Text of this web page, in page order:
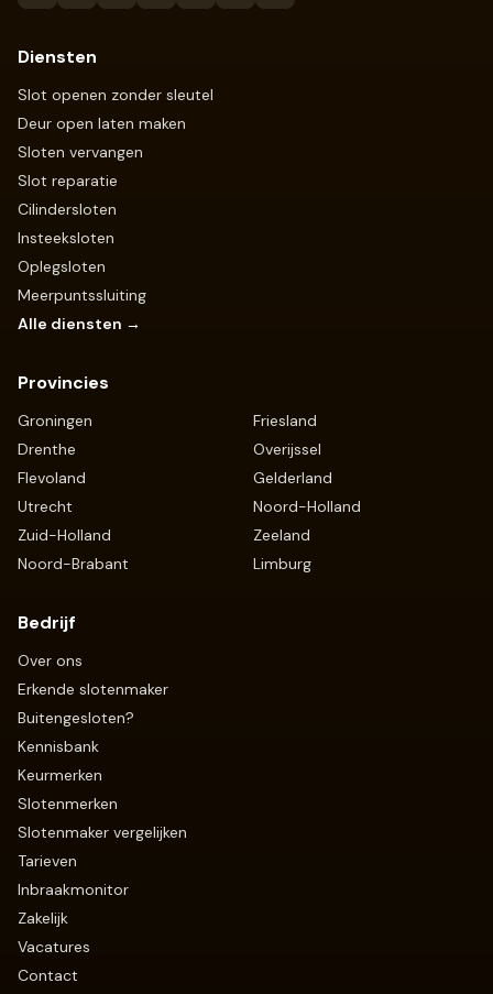
Diensten
Slot openen zonder sleutel
Deur open laten maken
Sloten vervangen
Slot reparatie
Cilindersloten
Insteeksloten
Oplegsloten
Meerpuntssluiting
Alle diensten →
Provincies
Groningen
Friesland
Drenthe
Overijssel
Flevoland
Gelderland
Utrecht
Noord-Holland
Zuid-Holland
Zeeland
Noord-Brabant
Limburg
Bedrijf
Over ons
Erkende slotenmaker
Buitengesloten?
Kennisbank
Keurmerken
Slotenmerken
Slotenmaker vergelijken
Tarieven
Inbraakmonitor
Zakelijk
Vacatures
Contact